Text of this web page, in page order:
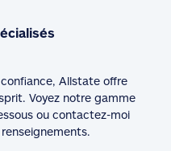
Allstate offre
Voyez notre gamme
ou contactez-moi